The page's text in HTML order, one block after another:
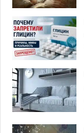
в
м
л
е
т
о